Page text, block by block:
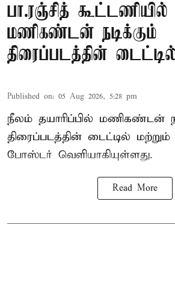
பா.ரஞ்சித் கூட்டணியில்
மணிகண்டன் நடிக்கும்
திரைப்படத்தின்
Published on: 05 Aug 2026, 5:28 pm
நீலம் தயாரிப்பில் மணிகண்டன்
திரைப்படத்தின் டைட்டில்
போஸ்டர் வெளியாகியுள்ளது.
Read More